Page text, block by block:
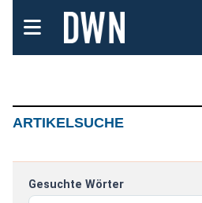
ARTIKELSUCHE
Gesuchte Wörter